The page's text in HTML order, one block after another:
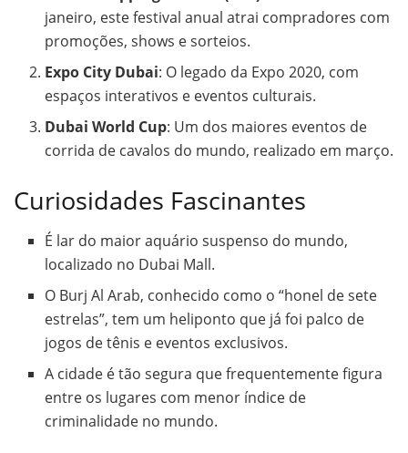
janeiro, este festival anual atrai compradores com
promoções, shows e sorteios.
Expo City Dubai: O legado da Expo 2020, com
espaços interativos e eventos culturais.
Dubai World Cup: Um dos maiores eventos de
corrida de cavalos do mundo, realizado em março.
Curiosidades Fascinantes
É lar do maior aquário suspenso do mundo,
localizado no Dubai Mall.
O Burj Al Arab, conhecido como o “honel de sete
estrelas”, tem um heliponto que já foi palco de
jogos de tênis e eventos exclusivos.
A cidade é tão segura que frequentemente figura
entre os lugares com menor índice de
criminalidade no mundo.